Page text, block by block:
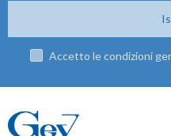
Accetto le condizioni